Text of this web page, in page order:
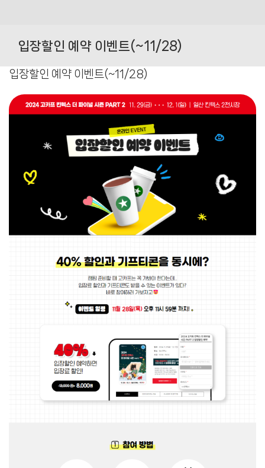
content입장할인 예약 이벤트(~11/28)
입장할인 예약 이벤트(~11/28)